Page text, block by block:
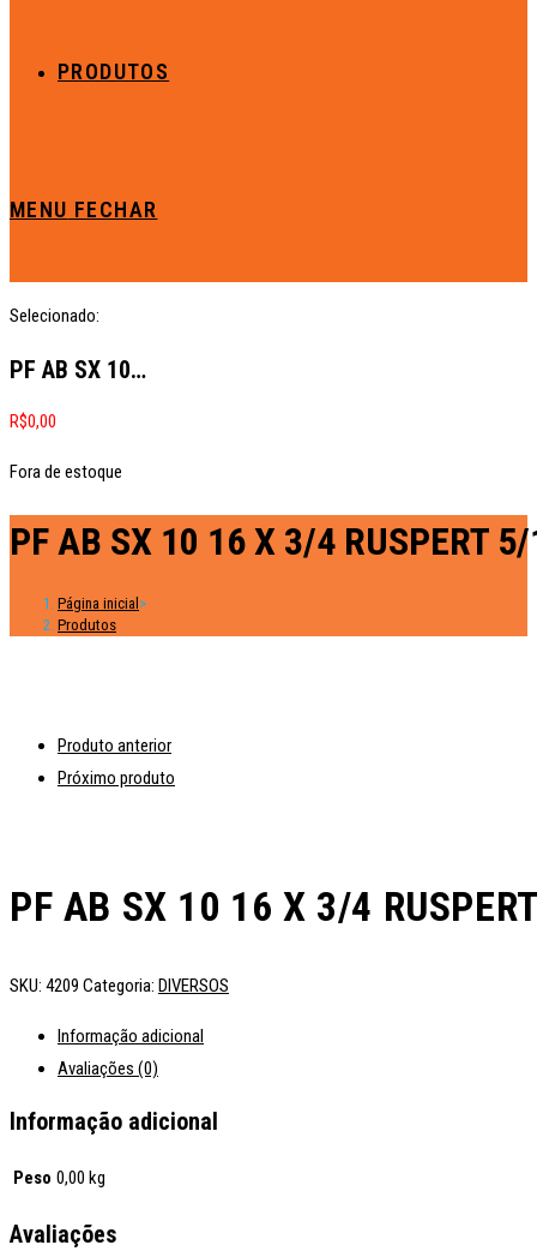
PRODUTOS
MENU FECHAR
Selecionado:
PF AB SX 10…
R$0,00
Fora de estoque
PF AB SX 10 16 X 3/4 RUSPERT
Página inicial >
Produtos
Produto anterior
Próximo produto
PF AB SX 10 16 X 3/4
SKU: 4209 Categoria: DIVERSOS
Informação adicional
Avaliações (0)
Informação adicional
Peso 0,00 kg
Avaliações